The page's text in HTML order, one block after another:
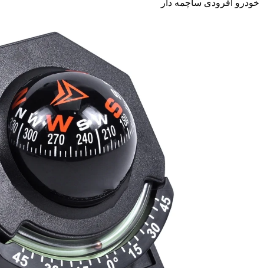
خودرو آفرودی ساچمه دار